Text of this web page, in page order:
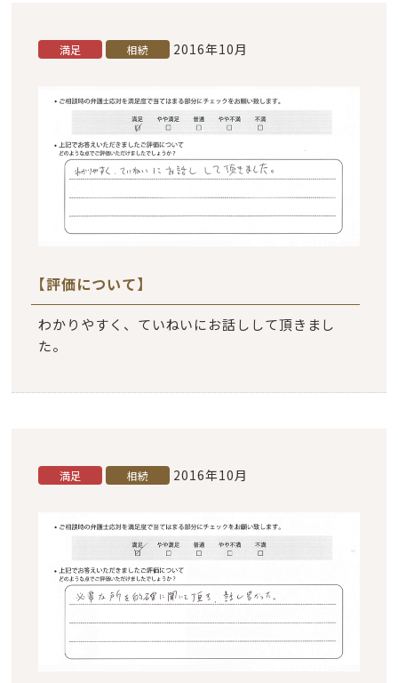
満足 相続 2016年10月
【評価について】
わかりやすく、ていねいにお話しして頂きまし
た。
満足 相続 2016年10月